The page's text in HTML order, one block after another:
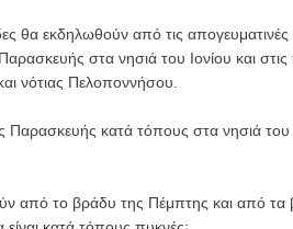
θα εκδηλωθούν από τις
στα νησιά του Ιονίου και
νότιας Πελοποννήσου.
Παρασκευής κατά τόπους στα νησιά του
από το βράδυ της Πέμπτης και από τα